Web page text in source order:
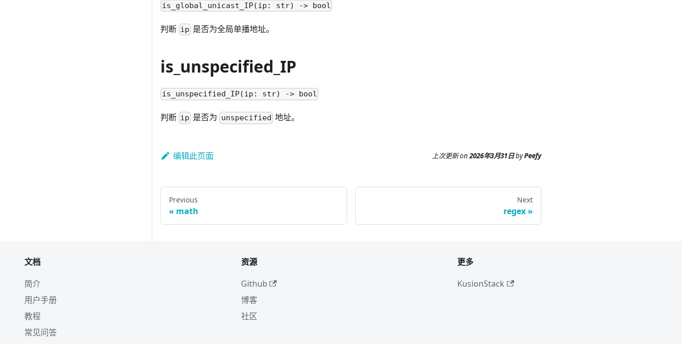
is_global_unicast_IP(ip: str) -> bool
判断 ip 是否为全局单播地址。
is_unspecified_IP
is_unspecified_IP(ip: str) -> bool
判断 ip 是否为 unspecified 地址。
编辑此页面 上次更新on2026年3月31日byPeefy
Previous
math
Next
regex
文档
简介
用户手册
教程
常见问答
资源
Github
博客
社区
更多
KusionStack